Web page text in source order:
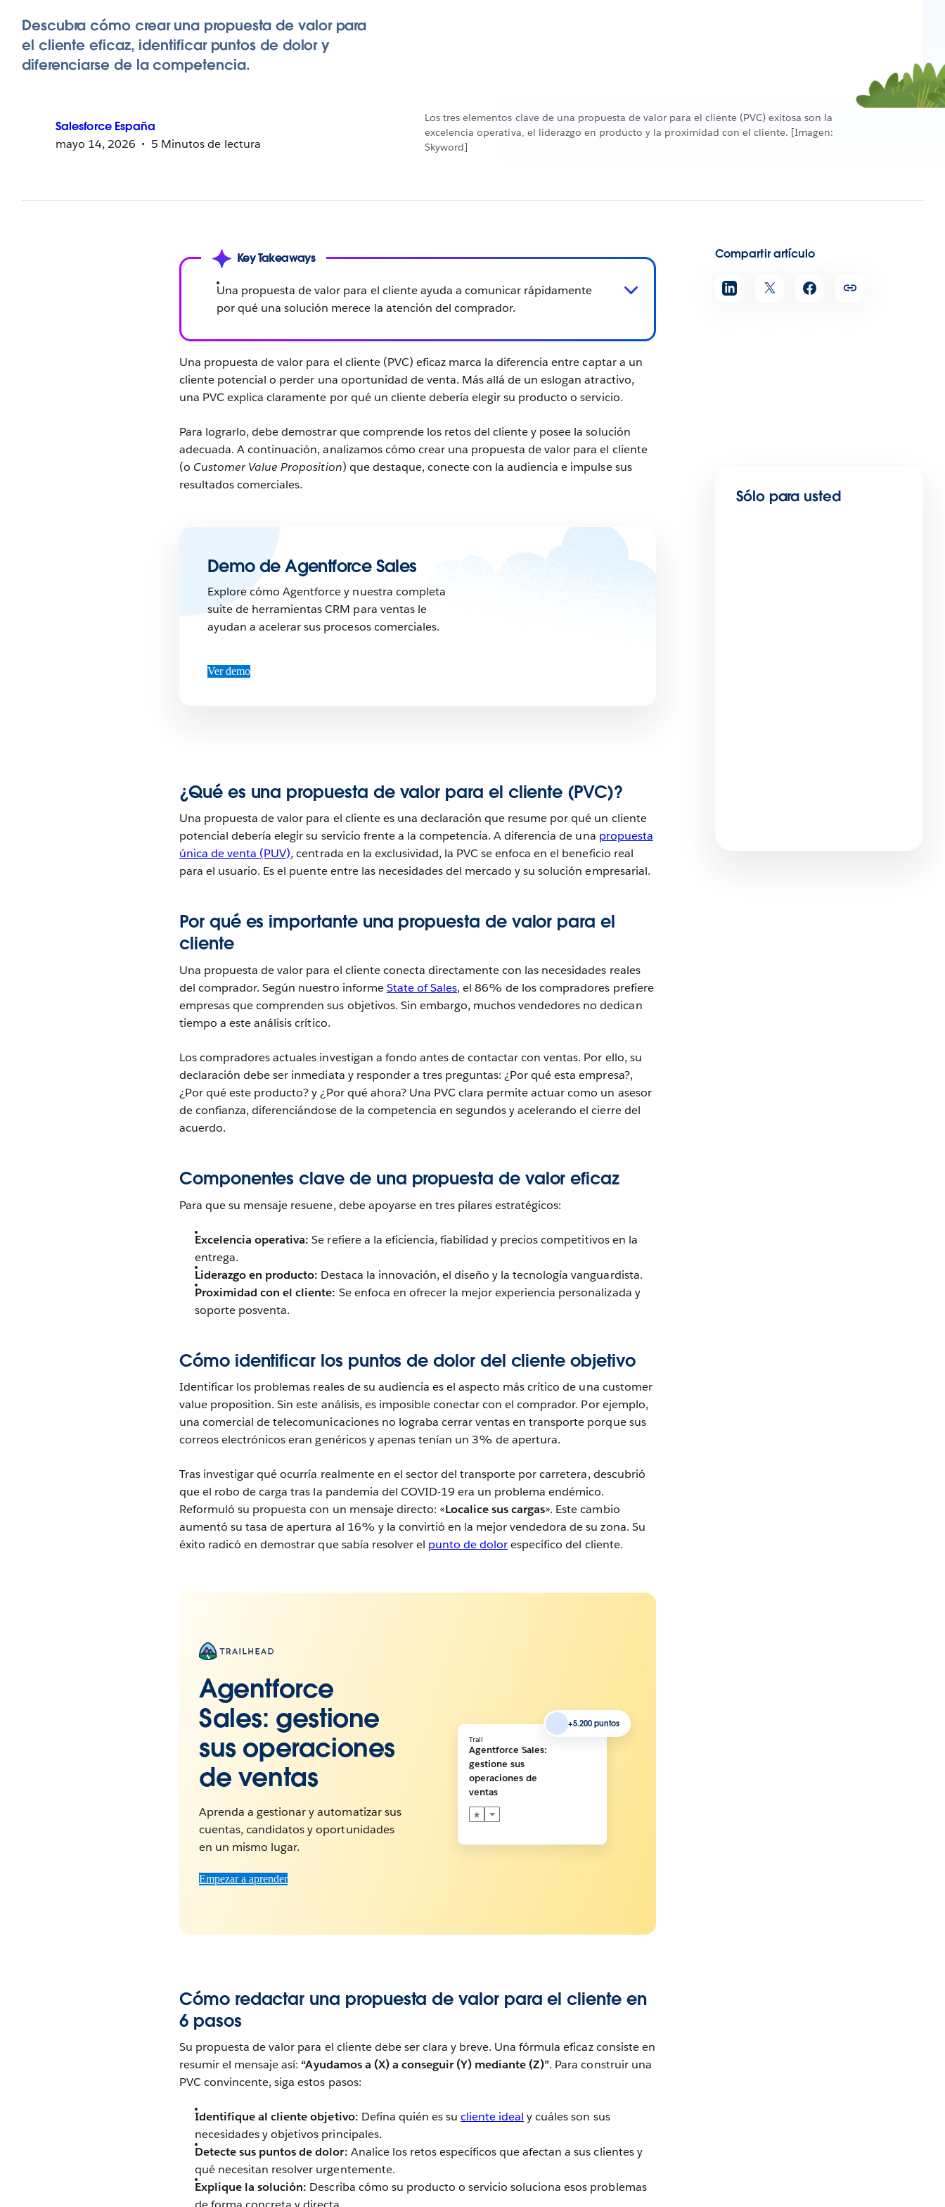
Los tres elementos clave de una propuesta de valor para el cliente (PVC) exitosa son la
excelencia operativa, el liderazgo en producto y la proximidad con el cliente. [Imagen:
Skyword]
Descubra cómo crear una propuesta de valor para
el cliente eficaz, identificar puntos de dolor y
diferenciarse de la competencia.
Salesforce España
mayo 14, 2026
5 Minutos de lectura
Compartir artículo
Key Takeaways
Una propuesta de valor para el cliente ayuda a comunicar rápidamente
por qué una solución merece la atención del comprador.
Una propuesta de valor para el cliente (PVC) eficaz marca la diferencia entre captar a un
cliente potencial o perder una oportunidad de venta. Más allá de un eslogan atractivo,
una PVC explica claramente por qué un cliente debería elegir su producto o servicio.
Para lograrlo, debe demostrar que comprende los retos del cliente y posee la solución
adecuada. A continuación, analizamos cómo crear una propuesta de valor para el cliente
(o Customer Value Proposition) que destaque, conecte con la audiencia e impulse sus
resultados comerciales.
Demo de Agentforce Sales
Explore cómo Agentforce y nuestra completa
suite de herramientas CRM para ventas le
ayudan a acelerar sus procesos comerciales.
Ver demo
¿Qué es una propuesta de valor para el cliente (PVC)?
Una propuesta de valor para el cliente es una declaración que resume por qué un cliente
potencial debería elegir su servicio frente a la competencia. A diferencia de una propuesta
única de venta (PUV), centrada en la exclusividad, la PVC se enfoca en el beneficio real
para el usuario. Es el puente entre las necesidades del mercado y su solución empresarial.
Por qué es importante una propuesta de valor para el
cliente
Una propuesta de valor para el cliente conecta directamente con las necesidades reales
del comprador. Según nuestro informeState of Sales, el 86% de los compradores prefiere
empresas que comprenden sus objetivos. Sin embargo, muchos vendedores no dedican
tiempo a este análisis crítico.
Los compradores actuales investigan a fondo antes de contactar con ventas. Por ello, su
declaración debe ser inmediata y responder a tres preguntas: ¿Por qué esta empresa?,
¿Por qué este producto? y ¿Por qué ahora? Una PVC clara permite actuar como un asesor
de confianza, diferenciándose de la competencia en segundos y acelerando el cierre del
acuerdo.
Componentes clave de una propuesta de valor eficaz
Para que su mensaje resuene, debe apoyarse en tres pilares estratégicos:
Excelencia operativa: Se refiere a la eficiencia, fiabilidad y precios competitivos en la
entrega.
Liderazgo en producto: Destaca la innovación, el diseño y la tecnología vanguardista.
Proximidad con el cliente: Se enfoca en ofrecer la mejor experiencia personalizada y
soporte posventa.
Cómo identificar los puntos de dolor del cliente objetivo
Identificar los problemas reales de su audiencia es el aspecto más crítico de una customer
value proposition. Sin este análisis, es imposible conectar con el comprador. Por ejemplo,
una comercial de telecomunicaciones no lograba cerrar ventas en transporte porque sus
correos electrónicos eran genéricos y apenas tenían un 3% de apertura.
Tras investigar qué ocurría realmente en el sector del transporte por carretera, descubrió
que el robo de carga tras la pandemia del COVID-19 era un problema endémico.
Reformuló su propuesta con un mensaje directo: «Localice sus cargas». Este cambio
aumentó su tasa de apertura al 16% y la convirtió en la mejor vendedora de su zona. Su
éxito radicó en demostrar que sabía resolver el punto de dolorespecífico del cliente.
Agentforce
Sales: gestione
sus operaciones
de ventas
Aprenda a gestionar y automatizar sus
cuentas, candidatos y oportunidades
en un mismo lugar.
Empezar a aprender
+5.200 puntos
Trail
Agentforce Sales:
gestione sus
operaciones de
ventas
Cómo redactar una propuesta de valor para el cliente en
6 pasos
Su propuesta de valor para el cliente debe ser clara y breve. Una fórmula eficaz consiste en
resumir el mensaje así: “Ayudamos a (X) a conseguir (Y) mediante (Z)”. Para construir una
PVC convincente, siga estos pasos:
Identifique al cliente objetivo: Defina quién es sucliente ideal y cuáles son sus
necesidades y objetivos principales.
Detecte sus puntos de dolor: Analice los retos específicos que afectan a sus clientes y
qué necesitan resolver urgentemente.
Explique la solución: Describa cómo su producto o servicio soluciona esos problemas
Sólo para usted